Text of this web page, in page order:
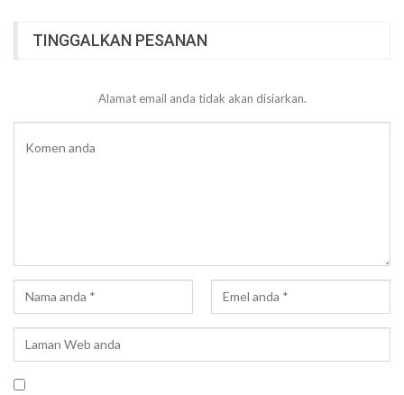
TINGGALKAN PESANAN
Alamat email anda tidak akan disiarkan.